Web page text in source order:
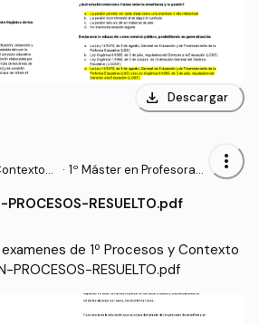
download Descargar
· 1º Máster en Profesorad
aria Obligatoria y Bachill
onal y Enseñanzas de Idi
more_vert
PROCESOS-RESUELTO.pdf
de 1º Procesos y Contexto
PROCESOS-RESUELTO.pdf